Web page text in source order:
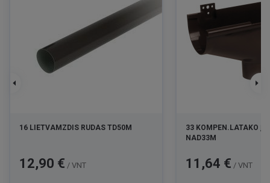
16 LIETVAMZDIS RUDAS TD50M
Kaina
12,90 € / VNT
33 KOMPEN.LATAKO
NAD33M
Kaina
11,64 € / VNT